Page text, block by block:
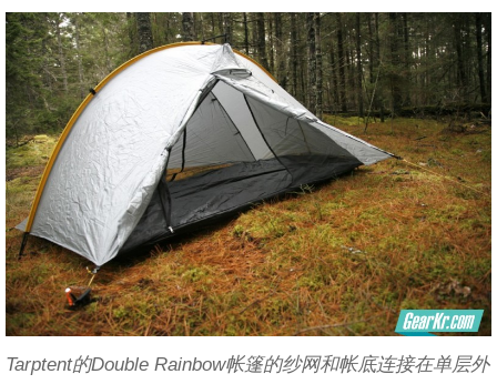
Tarptent的Double Rainbow帐篷的纱网和帐底连接在单层外